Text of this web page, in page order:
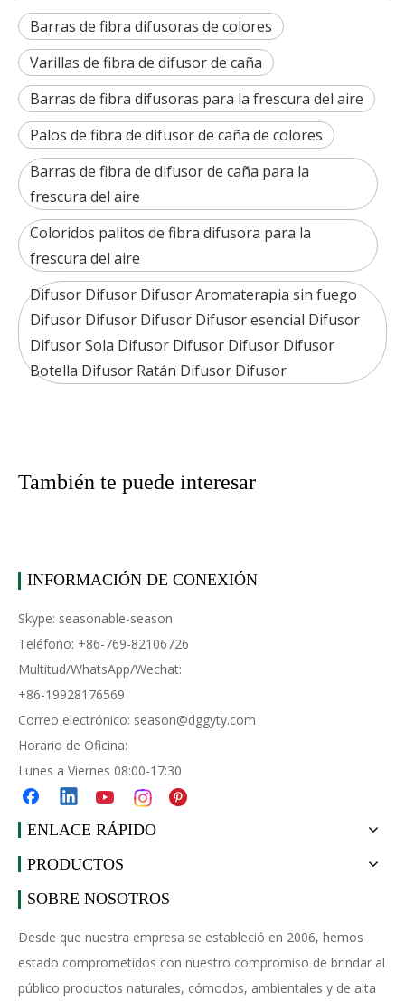
Barras de fibra difusoras de colores
Varillas de fibra de difusor de caña
Barras de fibra difusoras para la frescura del aire
Palos de fibra de difusor de caña de colores
Barras de fibra de difusor de caña para la
frescura del aire
Coloridos palitos de fibra difusora para la
frescura del aire
Difusor Difusor Difusor Aromaterapia sin fuego
Difusor Difusor Difusor Difusor esencial Difusor
Difusor Sola Difusor Difusor Difusor Difusor
Botella Difusor Ratán Difusor Difusor
También te puede interesar
INFORMACIÓN DE CONEXIÓN
Skype: seasonable-season
Teléfono: +86-769-82106726
Multitud/WhatsApp/Wechat:
+86-19928176569
Correo electrónico: season@dggyty.com
Horario de Oficina:
Lunes a Viernes 08:00-17:30
ENLACE RÁPIDO
PRODUCTOS
SOBRE NOSOTROS
Desde que nuestra empresa se estableció en 2006, hemos
estado comprometidos con nuestro compromiso de brindar al
público productos naturales, cómodos, ambientales y de alta